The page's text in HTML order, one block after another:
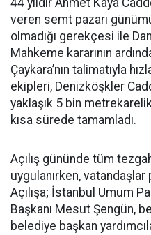
44 yıldır Ahmet Kaya
veren semt pazarı
olmadığı gerekçesi ile
Mahkeme kararının
Çaykara’nın talimatıyla
ekipleri, Denizköşkler
yaklaşık 5 bin
kısa sürede tamamladı.
Açılış gününde tüm
uygulanırken,
Açılışa; İstanbul Umum
Başkanı Mesut Şengün,
belediye başkan